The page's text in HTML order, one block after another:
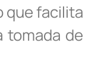
que facilita
tomada de